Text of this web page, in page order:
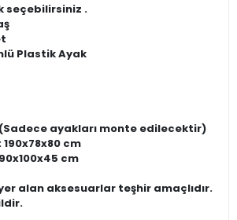
seçebilirsiniz .
Plastik Ayak
ayakları monte edilecektir)
cm
cm
alan aksesuarlar teşhir amaçlıdır.